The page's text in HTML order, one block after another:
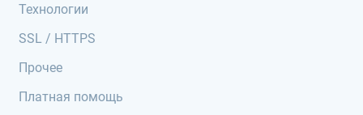
Технологии
SSL / HTTPS
Прочее
Платная помощь